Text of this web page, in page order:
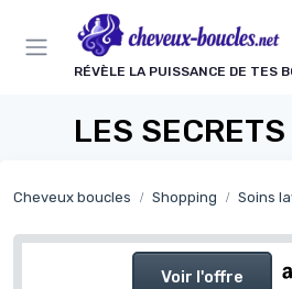
RÉVÈLE LA PUISSANCE DE TES
LES
Cheveux boucles Shopping Soins
Voir l'offre
Panneau de gestion des cookies